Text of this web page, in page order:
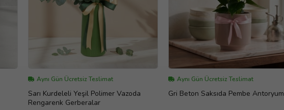
Aynı Gün Ücretsiz Teslimat
Sarı Kurdeleli Yeşil Polimer Vazoda
Rengarenk Gerberalar
Aynı Gün Ücretsiz Teslimat
Gri Beton Saksıda Pembe Antoryum